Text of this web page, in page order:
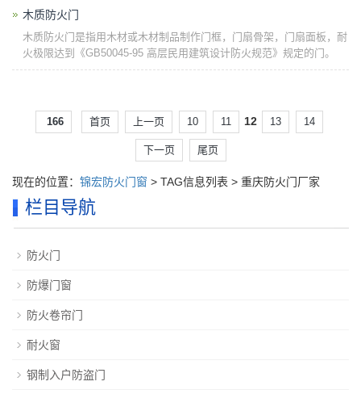
木质防火门
木质防火门是指用木材或木材制品制作门框，门扇骨架，门扇面板，耐
火极限达到《GB50045-95 高层民用建筑设计防火规范》规定的门。
166 首页 上一页 10 11 12 13 14
下一页 尾页
现在的位置： 锦宏防火门窗 > TAG信息列表 > 重庆防火门厂家
栏目导航
防火门
防爆门窗
防火卷帘门
耐火窗
钢制入户防盗门